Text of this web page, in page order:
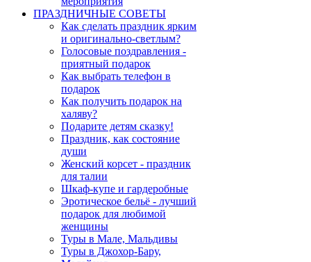
ПРАЗДНИЧНЫЕ СОВЕТЫ
Как сделать праздник ярким
и оригинально-светлым?
Голосовые поздравления -
приятный подарок
Как выбрать телефон в
подарок
Как получить подарок на
халяву?
Подарите детям сказку!
Праздник, как состояние
души
Женский корсет - праздник
для талии
Шкаф-купе и гардеробные
Эротическое бельё - лучший
подарок для любимой
женщины
Туры в Мале, Мальдивы
Туры в Джохор-Бару,